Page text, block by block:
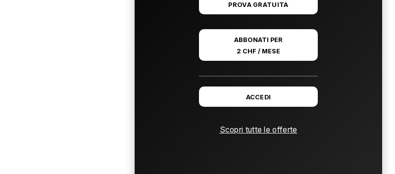
PROVA GRATUITA
ABBONATI PER
2 CHF / MESE
ACCEDI
Scopri tutte le offerte